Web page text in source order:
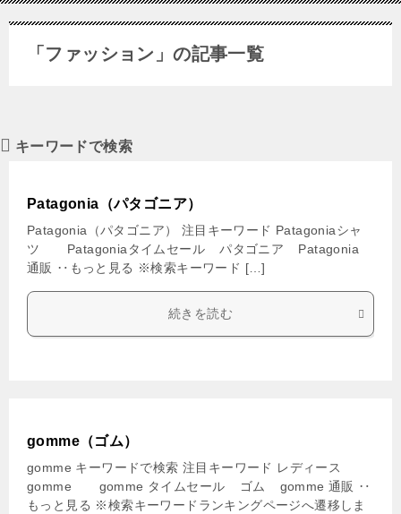
「ファッション」の記事一覧
キーワードで検索
Patagonia（パタゴニア）
Patagonia（パタゴニア） 注目キーワード Patagoniaシャ
ツ Patagoniaタイムセール パタゴニア Patagonia
通販 ‥もっと見る ※検索キーワード […]
続きを読む
gomme（ゴム）
gomme キーワードで検索 注目キーワード レディース
gomme gomme タイムセール ゴム gomme 通販 ‥
もっと見る ※検索キーワードランキングページへ遷移しま